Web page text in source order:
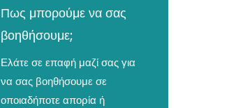
Πως μπορούμε να σας
βοηθήσουμε;
Ελάτε σε επαφή μαζί σας για
να σας βοηθήσουμε σε
οποιαδήποτε απορία ή